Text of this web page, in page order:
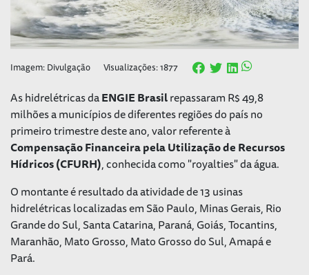
Imagem: Divulgação Visualizações: 1877
As hidrelétricas daENGIE Brasilrepassaram R$ 49,8
milhões a municípios de diferentes regiões do país no
primeiro trimestre deste ano, valor referente à
Compensação Financeira pela Utilização de Recursos
Hídricos (CFURH), conhecida como "royalties" da água.
O montante é resultado da atividade de 13 usinas
hidrelétricas localizadas em São Paulo, Minas Gerais, Rio
Grande do Sul, Santa Catarina, Paraná, Goiás, Tocantins,
Maranhão, Mato Grosso, Mato Grosso do Sul, Amapá e
Pará.